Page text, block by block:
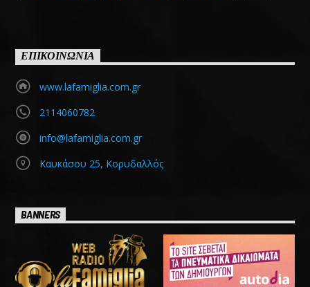
ΕΠΙΚΟΙΝΩΝΙΑ
www.lafamiglia.com.gr
2114060782
info@lafamiglia.com.gr
Καυκάσου 25, Κορυδαλλός
BANNERS